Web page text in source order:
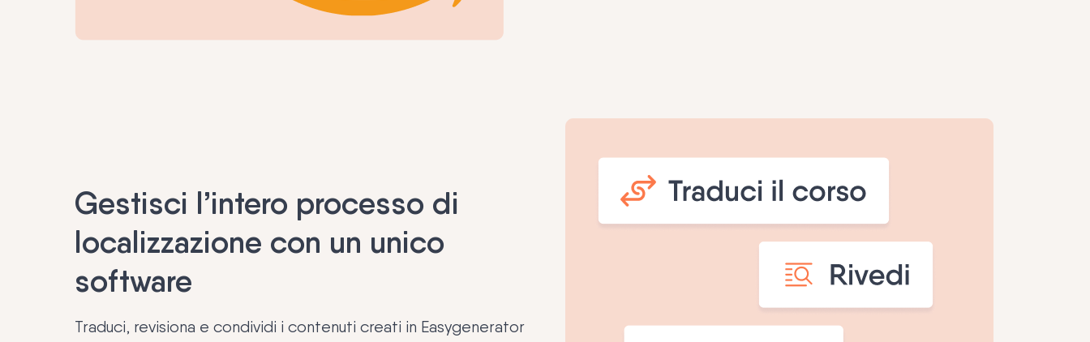
Gestisci l’intero processo di
localizzazione con un unico
software
Traduci, revisiona e condividi i contenuti creati in Easygenerator